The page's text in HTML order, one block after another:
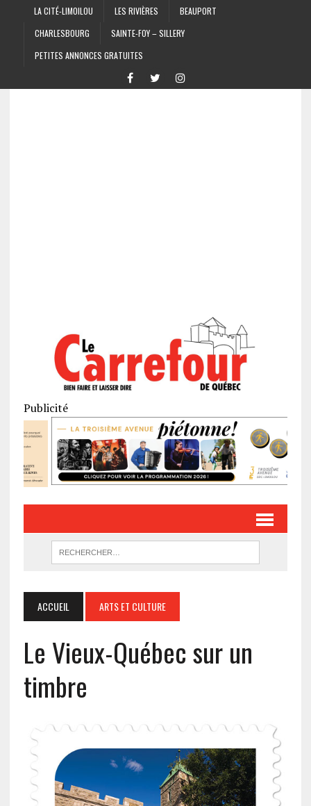
LA CITÉ-LIMOILOU LES RIVIÈRES
BEAUPORT
CHARLESBOURG
SAINTE-FOY – SILLERY
PETITES ANNONCES GRATUITES
Publicité
ACCUEIL ARTS ET CULTURE
Le Vieux-Québec sur un
timbre